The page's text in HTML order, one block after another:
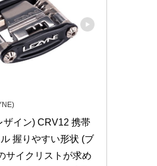
ザイン) CRV12 携帯
握りやすい形状 (ブ
サイクリストが求め